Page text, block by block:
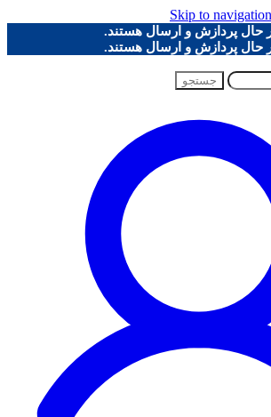
Skip to navigation
پردازش و ارسال هستند.
پردازش و ارسال هستند.
جستجو